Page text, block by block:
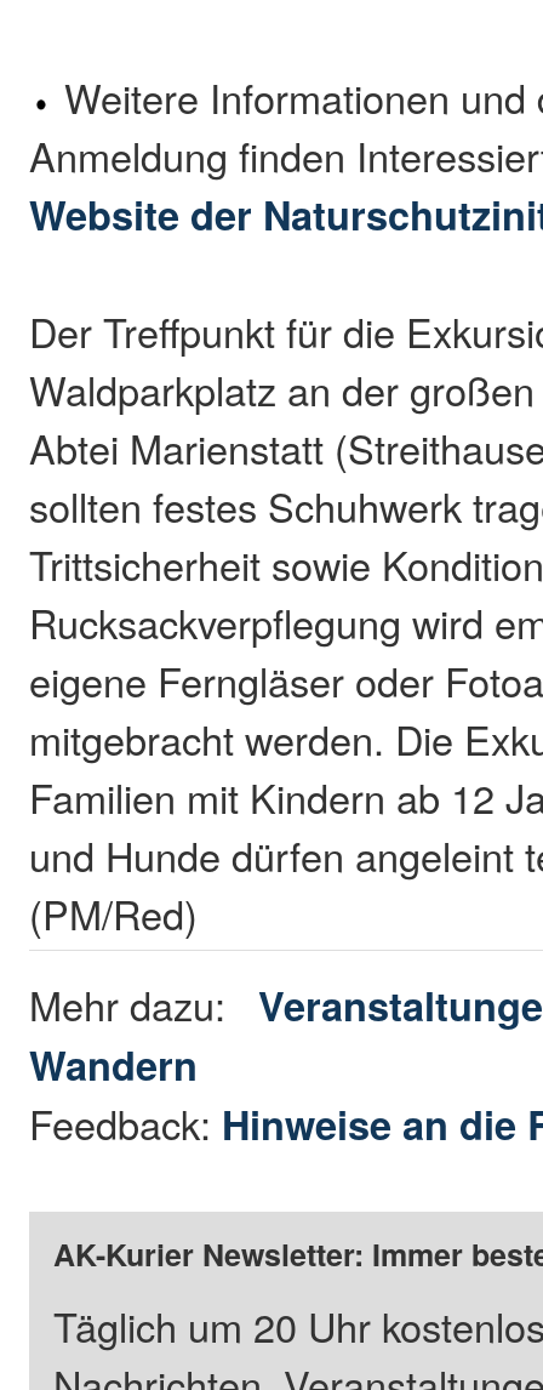
Weitere Informationen
Anmeldung finden
Website der
Der Treffpunkt für die
Waldparkplatz an der
Abtei Marienstatt
sollten festes Schuhwerk
Trittsicherheit sowie
Rucksackverpflegung wird
eigene Ferngläser oder
mitgebracht werden. Die
Familien mit Kindern ab 12
und Hunde dürfen angeleint
(PM/Red)
Mehr dazu:
Wandern
Feedback: Hinweise an die
AK-Kurier Newsletter: Immer
Täglich um 20 Uhr